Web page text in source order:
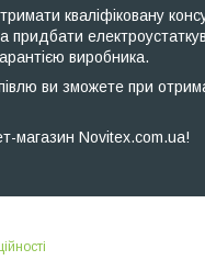
кваліфіковану
придбати
виробника.
ви зможете при
магазин Novitex.com.ua!